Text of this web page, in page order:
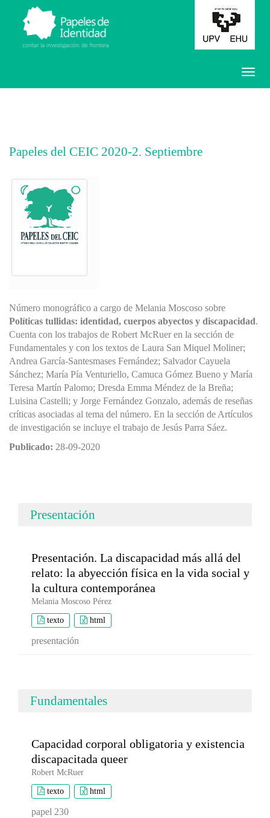
Papeles del CEIC 2020-2. Septiembre
Número monográfico a cargo de Melania Moscoso sobre
Políticas tullidas: identidad, cuerpos abyectos y discapacidad.
Cuenta con los trabajos de Robert McRuer en la sección de
Fundamentales y con los textos de Laura San Miquel Moliner;
Andrea García-Santesmases Fernández; Salvador Cayuela
Sánchez; María Pía Venturiello, Camuca Gómez Bueno y María
Teresa Martín Palomo; Dresda Emma Méndez de la Breña;
Luisina Castelli; y Jorge Fernández Gonzalo, además de reseñas
críticas asociadas al tema del número. En la sección de Artículos
de investigación se incluye el trabajo de Jesús Parra Sáez.
Publicado: 28-09-2020
Presentación
Presentación. La discapacidad más allá del
relato: la abyección física en la vida social y
la cultura contemporánea
Melania Moscoso Pérez
texto html
presentación
Fundamentales
Capacidad corporal obligatoria y existencia
discapacitada queer
Robert McRuer
texto html
papel 230